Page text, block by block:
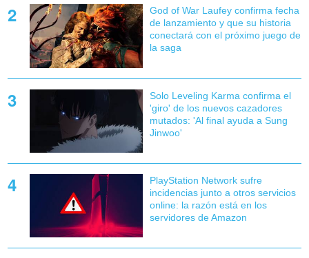
God of War Laufey confirma fecha
de lanzamiento y que su historia
conectará con el próximo juego de
la saga
Solo Leveling Karma confirma el
'giro' de los nuevos cazadores
mutados: 'Al final ayuda a Sung
Jinwoo'
PlayStation Network sufre
incidencias junto a otros servicios
online: la razón está en los
servidores de Amazon